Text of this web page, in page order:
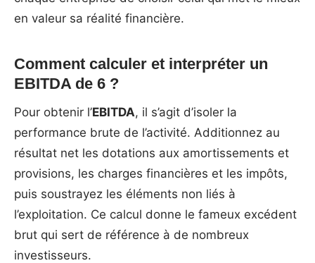
en valeur sa réalité financière.
Comment calculer et interpréter un
EBITDA de 6 ?
Pour obtenir l’EBITDA, il s’agit d’isoler la
performance brute de l’activité. Additionnez au
résultat net les dotations aux amortissements et
provisions, les charges financières et les impôts,
puis soustrayez les éléments non liés à
l’exploitation. Ce calcul donne le fameux excédent
brut qui sert de référence à de nombreux
investisseurs.